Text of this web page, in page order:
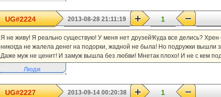
UG#2224 2013-08-28 21:11:19 1
Я не живу! Я реально существую! У меня нет друзей!Куда все делись?
никогда не жалела денег на подорки, жадной не была! Но подружки
Даже муж не ценит! И замуж вышла без любви! Мнетак плохо! И не с кем
Люди
UG#2227 2013-09-14 00:20:38 1